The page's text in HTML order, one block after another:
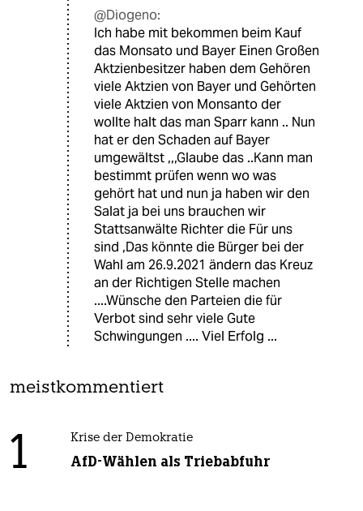
@Diogeno:
Ich habe mit bekommen beim Kauf
das Monsato und Bayer Einen Großen
Aktzienbesitzer haben dem Gehören
viele Aktzien von Bayer und Gehörten
viele Aktzien von Monsanto der
wollte halt das man Sparr kann .. Nun
hat er den Schaden auf Bayer
umgewältst ,,,Glaube das ..Kann man
bestimmt prüfen wenn wo was
gehört hat und nun ja haben wir den
Salat ja bei uns brauchen wir
Stattsanwälte Richter die Für uns
sind ,Das könnte die Bürger bei der
Wahl am 26.9.2021 ändern das Kreuz
an der Richtigen Stelle machen
....Wünsche den Parteien die für
Verbot sind sehr viele Gute
Schwingungen .... Viel Erfolg ...
meistkommentiert
1 Krise der Demokratie
AfD-Wählen als Triebabfuhr